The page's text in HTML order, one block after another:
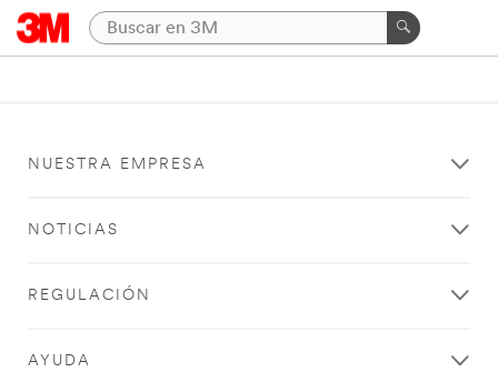
NUESTRA EMPRESA
NOTICIAS
REGULACIÓN
AYUDA